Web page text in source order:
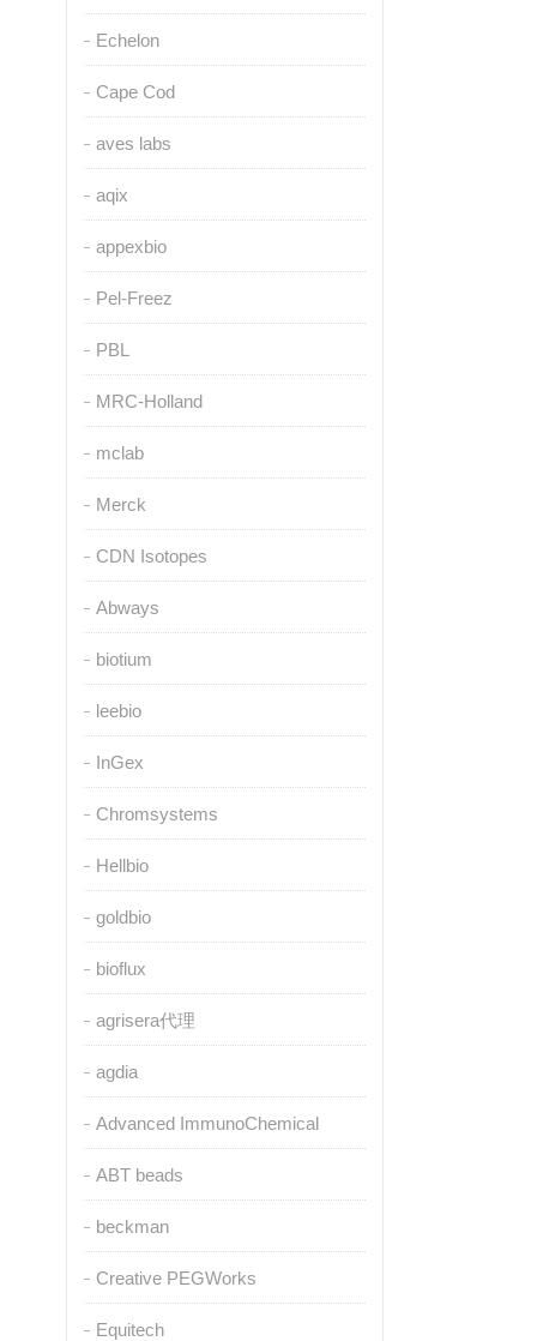
Echelon
Cape Cod
aves labs
aqix
appexbio
Pel-Freez
PBL
MRC-Holland
mclab
Merck
CDN Isotopes
Abways
biotium
leebio
InGex
Chromsystems
Hellbio
goldbio
bioflux
agrisera代理
agdia
Advanced ImmunoChemical
ABT beads
beckman
Creative PEGWorks
Equitech